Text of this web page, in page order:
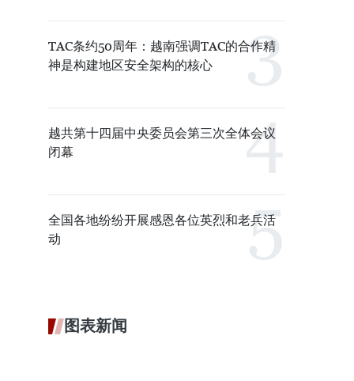
TAC条约50周年：越南强调TAC的合作精
神是构建地区安全架构的核心
越共第十四届中央委员会第三次全体会议
闭幕
全国各地纷纷开展感恩各位英烈和老兵活
动
图表新闻